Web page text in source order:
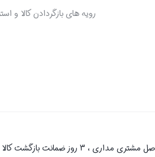
رویه های بازگردادن کالا و
دیجیسام تک به عنوان یکی از قدیمی‌ترین